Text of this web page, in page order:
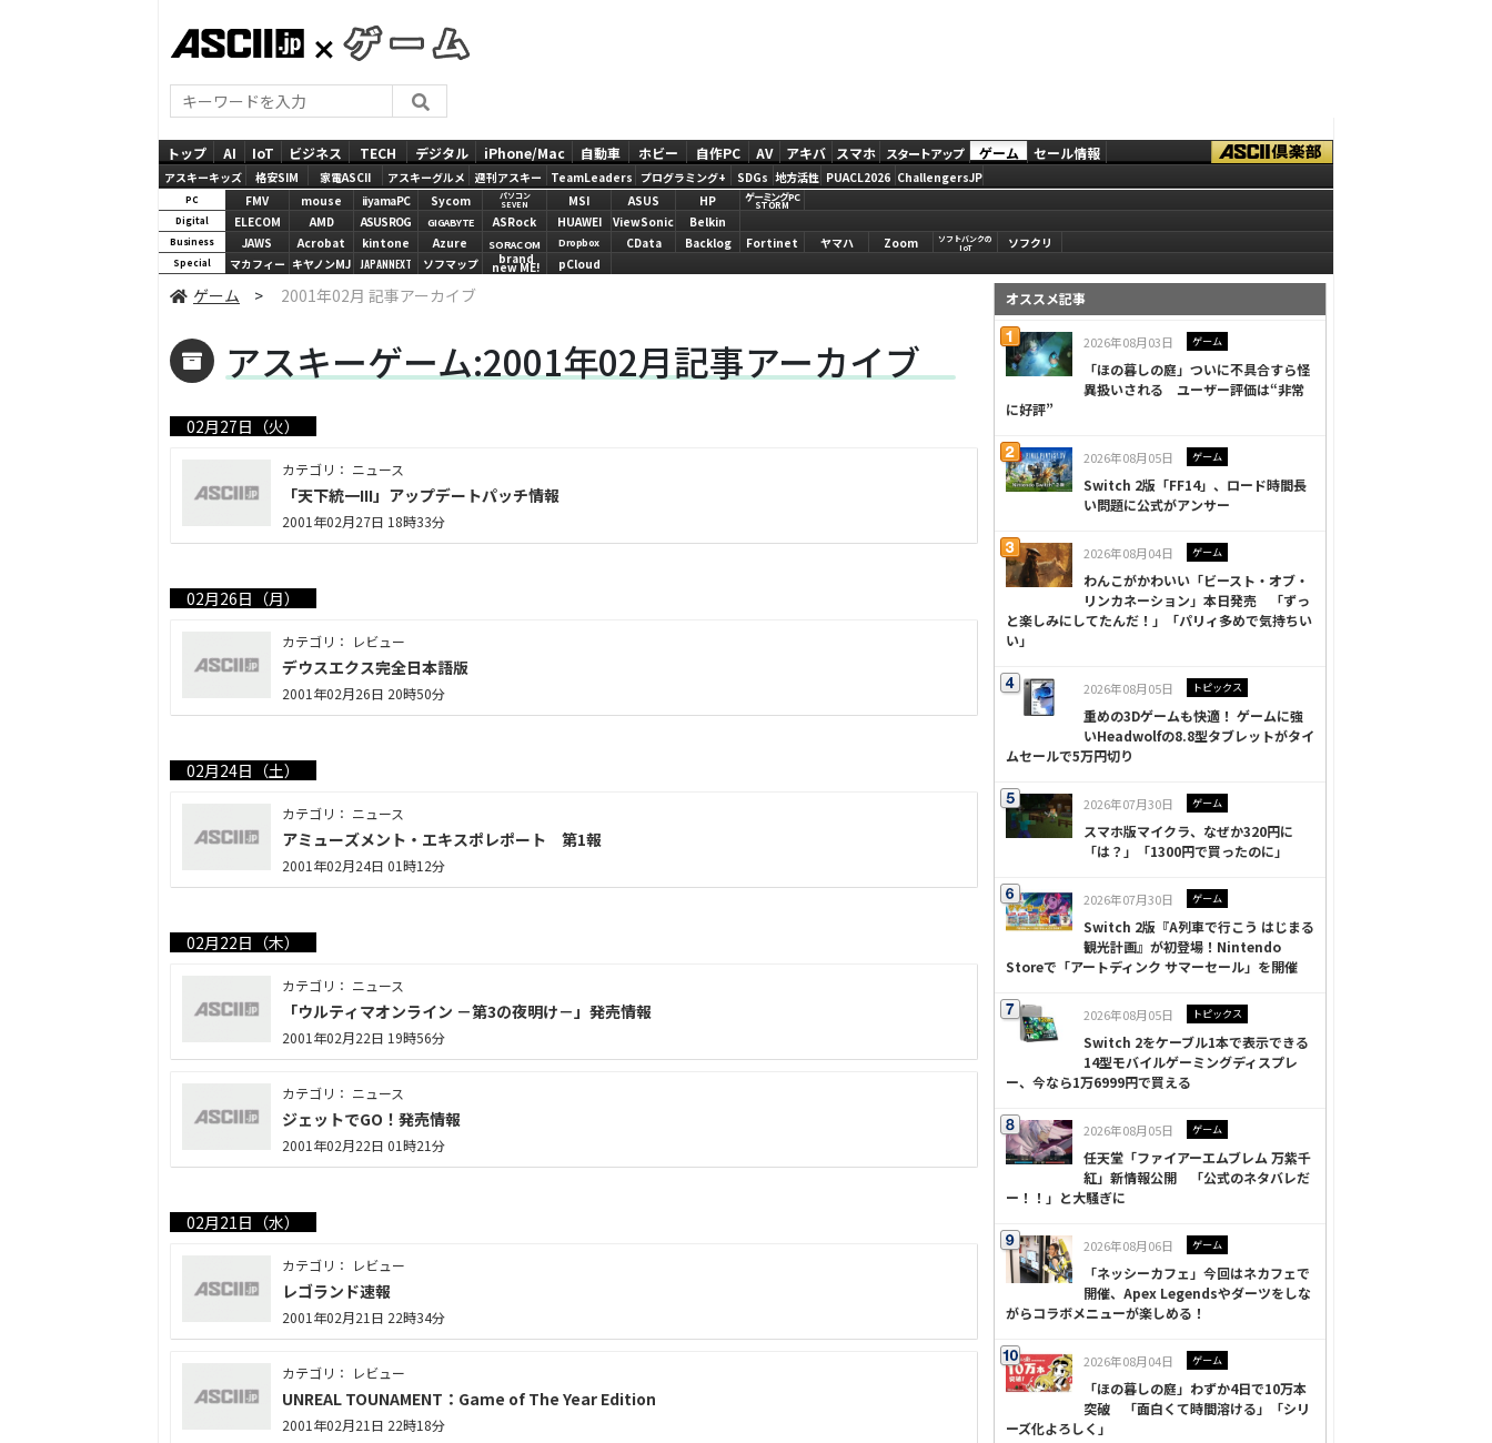
トップ AI IoT ビジネス TECH デジタル iPhone/Mac 自動車 ホビー 自作PC AV アキバ スマホ スタートアップ ゲーム セール情報
アスキーキッズ 格安SIM 家電ASCII アスキーグルメ 週刊アスキー TeamLeaders プログラミング+ SDGs 地方活性 PUACL2026 ChallengersJP
PC FMV mouse iiyamaPC Sycom
パソコン
SEVEN
MSI ASUS HP ゲーミングPC
STORM
Digital ELECOM AMD ASUS ROG GIGABYTE ASRock HUAWEI ViewSonic Belkin
Business JAWS Acrobat kintone Azure SORACOM Dropbox CData Backlog Fortinet ヤマハ Zoom
ソフトバンクの
IoT
ソフクリ
Special マカフィー キヤノンMJ JAPANNEXT ソフマップ brand
new ME! pCloud
ゲーム > 2001年02月 記事アーカイブ
アスキーゲーム:2001年02月記事アーカイブ
02月27日（火）
カテゴリ： ニュース
「天下統一III」アップデートパッチ情報
2001年02月27日 18時33分
02月26日（月）
カテゴリ： レビュー
デウスエクス完全日本語版
2001年02月26日 20時50分
02月24日（土）
カテゴリ： ニュース
アミューズメント・エキスポレポート 第1報
2001年02月24日 01時12分
02月22日（木）
カテゴリ： ニュース
「ウルティマオンライン －第3の夜明け－」発売情報
2001年02月22日 19時56分
カテゴリ： ニュース
ジェットでGO！発売情報
2001年02月22日 01時21分
02月21日（水）
カテゴリ： レビュー
レゴランド速報
2001年02月21日 22時34分
カテゴリ： レビュー
UNREAL TOUNAMENT：Game of The Year Edition
2001年02月21日 22時18分
オススメ記事
2026年08月03日 ゲーム
「ほの暮しの庭」ついに不具合すら怪
異扱いされる ユーザー評価は“非常
に好評”
2026年08月05日 ゲーム
Switch 2版「FF14」、ロード時間長
い問題に公式がアンサー
2026年08月04日 ゲーム
わんこがかわいい「ビースト・オブ・
リンカネーション」本日発売 「ずっ
と楽しみにしてたんだ！」「パリィ多めで気持ちい
い」
2026年08月05日 トピックス
重めの3Dゲームも快適！ ゲームに強
いHeadwolfの8.8型タブレットがタイ
ムセールで5万円切り
2026年07月30日 ゲーム
スマホ版マイクラ、なぜか320円に
「は？」「1300円で買ったのに」
2026年07月30日 ゲーム
Switch 2版『A列車で行こう はじまる
観光計画』が初登場！Nintendo
Storeで「アートディンク サマーセール」を開催
2026年08月05日 トピックス
Switch 2をケーブル1本で表示できる
14型モバイルゲーミングディスプレ
ー、今なら1万6999円で買える
2026年08月05日 ゲーム
任天堂「ファイアーエムブレム 万紫千
紅」新情報公開 「公式のネタバレだ
ー！！」と大騒ぎに
2026年08月06日 ゲーム
「ネッシーカフェ」今回はネカフェで
開催、Apex Legendsやダーツをしな
がらコラボメニューが楽しめる！
2026年08月04日 ゲーム
「ほの暮しの庭」わずか4日で10万本
突破 「面白くて時間溶ける」「シリ
ーズ化よろしく」